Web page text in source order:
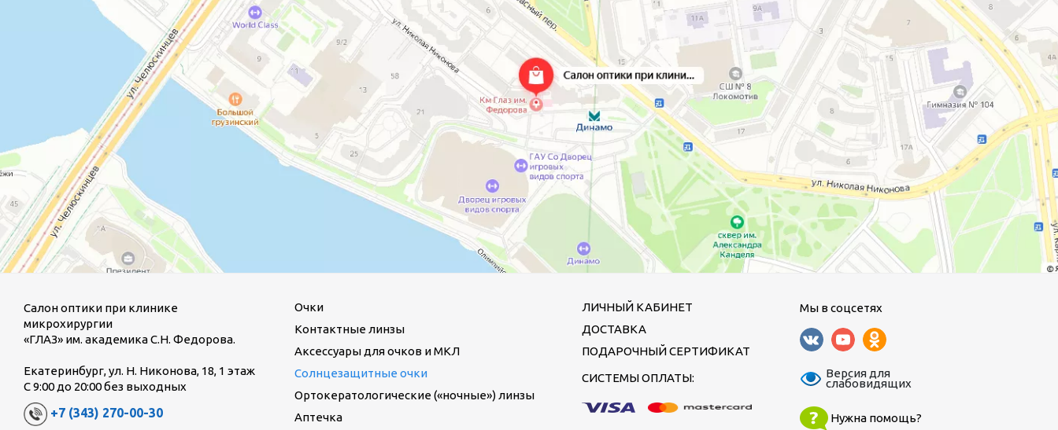
Салон оптики при клинике
микрохирургии
«ГЛАЗ» им. академика С.Н. Федорова.
Екатеринбург, ул. Н. Никонова, 18, 1 этаж
С 9:00 до 20:00 без выходных
+7 (343) 270-00-30
Очки
Контактные линзы
Аксессуары для очков и МКЛ
Солнцезащитные очки
Ортокератологические («ночные») линзы
Аптечка
ЛИЧНЫЙ КАБИНЕТ
ДОСТАВКА
ПОДАРОЧНЫЙ СЕРТИФИКАТ
СИСТЕМЫ ОПЛАТЫ:
Мы в соцсетях
Версия для
слабовидящих
Нужна помощь?